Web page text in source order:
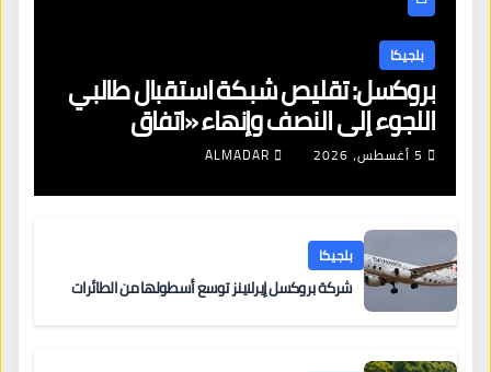
بلجيكا
بروكسل: تقليص شبكة استقبال طالبي
اللجوء إلى النصف وإنهاء «اتفاق
بروكسل»
5 أغسطس، 2026 ALMADAR
بلجيكا
شركة بروكسل إيرلاينز توسع أسطولها من الطائرات